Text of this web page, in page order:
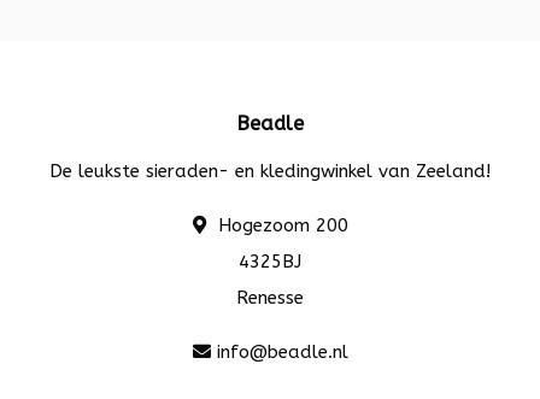
Beadle
De leukste sieraden- en kledingwinkel van Zeeland!
Hogezoom 200
4325BJ
Renesse
info@beadle.nl